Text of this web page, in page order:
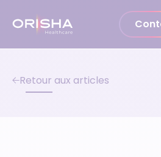
Retour aux articles